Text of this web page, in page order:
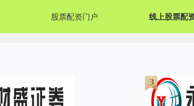
股票配资门户 线上股票配